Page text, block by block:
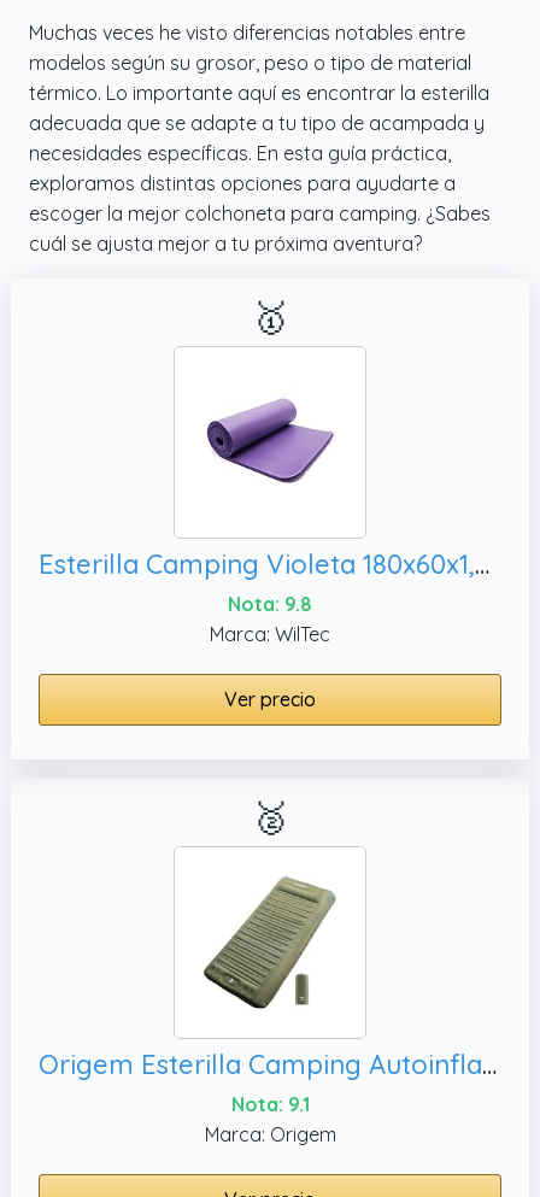
Muchas veces he visto diferencias notables entre
modelos según su grosor, peso o tipo de material
térmico. Lo importante aquí es encontrar la esterilla
adecuada que se adapte a tu tipo de acampada y
necesidades específicas. En esta guía práctica,
exploramos distintas opciones para ayudarte a
escoger la mejor colchoneta para camping. ¿Sabes
cuál se ajusta mejor a tu próxima aventura?
🥇
Esterilla Camping Violeta 180x60x1,5cm colchoneta Camping colchón Acampada Outdoor Aislante extragruesa
Nota: 9.8
Marca: WilTec
Ver precio
🥈
Origem Esterilla Camping Autoinflable,Playa
Nota: 9.1
Marca: Origem